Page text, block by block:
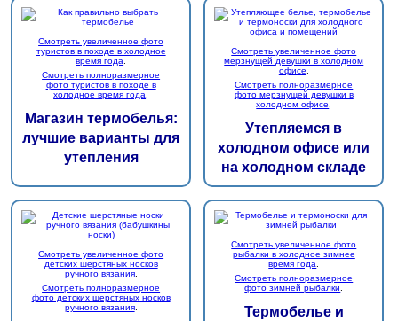
Смотреть увеличенное фото
туристов в походе в холодное
время года
Смотреть полноразмерное
фото туристов в походе в
холодное время года
Магазин термобелья:
лучшие варианты для
утепления
Смотреть увеличенное фото
мерзнущей девушки в холодном
офисе
Смотреть полноразмерное
фото мерзнущей девушки в
холодном офисе
Утепляемся в
холодном офисе или
на холодном складе
Смотреть увеличенное фото
детских шерстяных носков
ручного вязания.
Смотреть полноразмерное
фото детских шерстяных носков
ручного вязания.
Смотреть увеличенное фото
рыбалки в холодное зимнее
время года
Смотреть полноразмерное
фото зимней рыбалки
Термобелье и